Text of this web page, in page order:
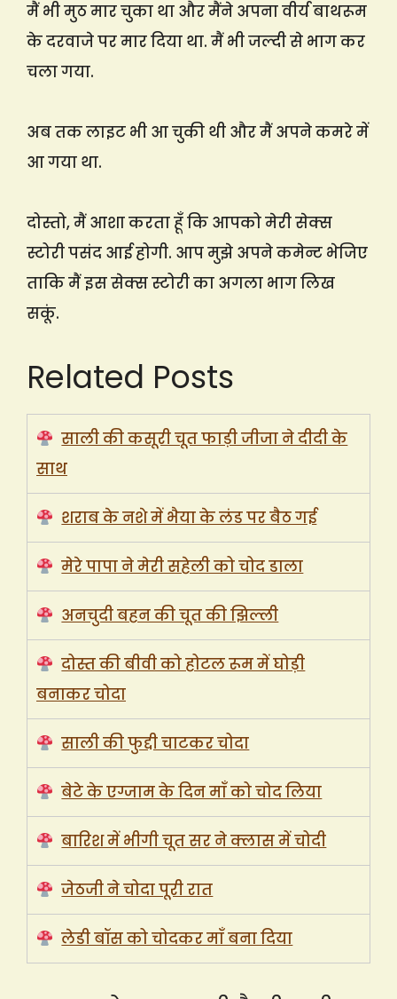
मैं भी मुठ मार चुका था और मैंने अपना वीर्य बाथरूम
के दरवाजे पर मार दिया था. मैं भी जल्दी से भाग कर
चला गया.
अब तक लाइट भी आ चुकी थी और मैं अपने कमरे में
आ गया था.
दोस्तो, मैं आशा करता हूँ कि आपको मेरी सेक्स
स्टोरी पसंद आई होगी. आप मुझे अपने कमेन्ट भेजिए
ताकि मैं इस सेक्स स्टोरी का अगला भाग लिख
सकूं.
Related Posts
साली की कसूरी चूत फाड़ी जीजा ने दीदी के
साथ
शराब के नशे में भैया के लंड पर बैठ गई
मेरे पापा ने मेरी सहेली को चोद डाला
अनचुदी बहन की चूत की झिल्ली
दोस्त की बीवी को होटल रूम में घोड़ी
बनाकर चोदा
साली की फुद्दी चाटकर चोदा
बेटे के एग्जाम के दिन माँ को चोद लिया
बारिश में भीगी चूत सर ने क्लास में चोदी
जेठजी ने चोदा पूरी रात
लेडी बॉस को चोदकर माँ बना दिया